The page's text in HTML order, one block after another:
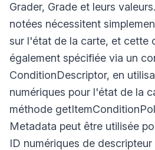
Grader, Grade et leurs
notées nécessitent
sur l'état de la carte, et cette
également spécifiée via un
ConditionDescriptor, en
numériques pour l'état de la
méthode
Metadata peut être utilisée
ID numériques de